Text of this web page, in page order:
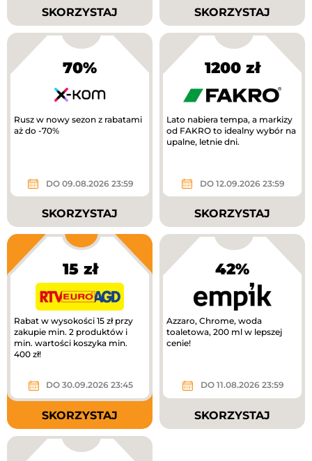
SKORZYSTAJ SKORZYSTAJ
70%
Rusz w nowy sezon z rabatami
aż do -70%
DO 09.08.2026 23:59
SKORZYSTAJ
1200 zł
Lato nabiera tempa, a markizy
od FAKRO to idealny wybór na
upalne, letnie dni.
DO 12.09.2026 23:59
SKORZYSTAJ
15 zł
Rabat w wysokości 15 zł przy
zakupie min. 2 produktów i
min. wartości koszyka min.
400 zł!
DO 30.09.2026 23:45
SKORZYSTAJ
42%
Azzaro, Chrome, woda
toaletowa, 200 ml w lepszej
cenie!
DO 11.08.2026 23:59
SKORZYSTAJ